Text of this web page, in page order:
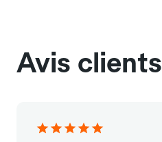
Avis clients